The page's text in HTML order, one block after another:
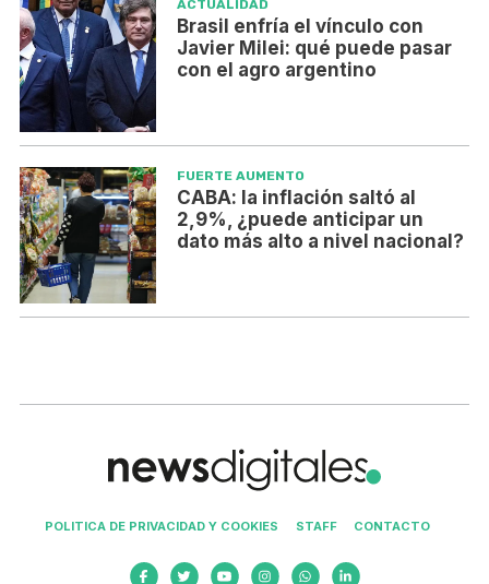
ACTUALIDAD
Brasil enfría el vínculo con
Javier Milei: qué puede pasar
con el agro argentino
FUERTE AUMENTO
CABA: la inflación saltó al
2,9%, ¿puede anticipar un
dato más alto a nivel nacional?
POLITICA DE PRIVACIDAD Y COOKIES STAFF CONTACTO